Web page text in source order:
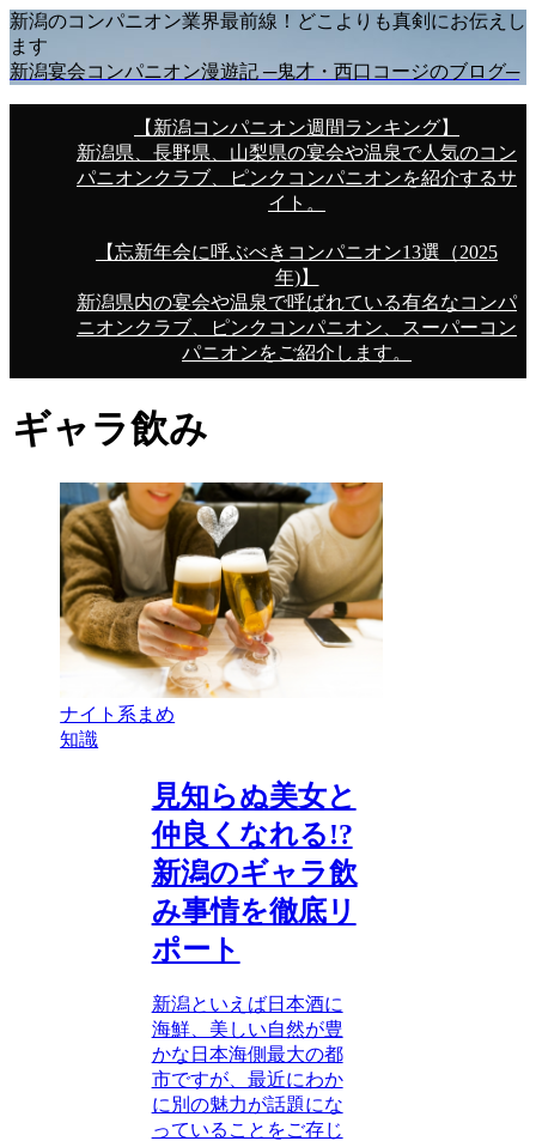
新潟のコンパニオン業界最前線！どこよりも真剣にお伝えし
ます
新潟宴会コンパニオン漫遊記 ─鬼才・西口コージのブログ─
【新潟コンパニオン週間ランキング】
新潟県、長野県、山梨県の宴会や温泉で人気のコン
パニオンクラブ、ピンクコンパニオンを紹介するサ
イト。
【忘新年会に呼ぶべきコンパニオン13選（2025
年)】
新潟県内の宴会や温泉で呼ばれている有名なコンパ
ニオンクラブ、ピンクコンパニオン、スーパーコン
パニオンをご紹介します。
ギャラ飲み
ナイト系まめ
知識
見知らぬ美女と
仲良くなれる!?
新潟のギャラ飲
み事情を徹底リ
ポート
新潟といえば日本酒に
海鮮、美しい自然が豊
かな日本海側最大の都
市ですが、最近にわか
に別の魅力が話題にな
っていることをご存じ